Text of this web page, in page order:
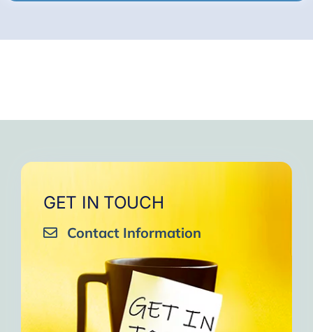
GET IN TOUCH
Contact Information